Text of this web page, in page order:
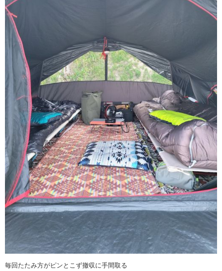
毎回たたみ方がピンとこず撤収に手間取る